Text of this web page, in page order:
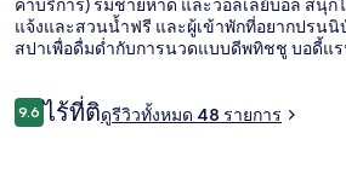
ค่าบริการ) ร่มชายหาด และวอลเลย์บอล สนุก
แจ้งและสวนน้ำฟรี และผู้เข้าพักที่อยากปรนนิ
สปาเพื่อดื่มด่ำกับการนวดแบบดีพทิชชู บอดี้แร
เหมาะสำหรับการดื่มเครื่องดื่มเย็นๆ สักแก้ว ไ
หรูแห่งนี้ ได้แก่ 12 บาร์/เลานจ์ สนามกอล์ฟ แ
รีวิว
9.69.6 จาก 10
ไร้ที่ติดูรีวิวทั้งหมด 48 รายการ